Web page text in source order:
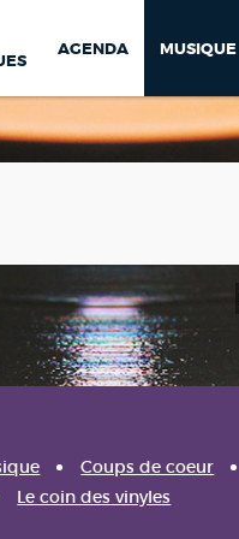
AGENDA MUSIQUE
Coups de coeur
Le coin des vinyles